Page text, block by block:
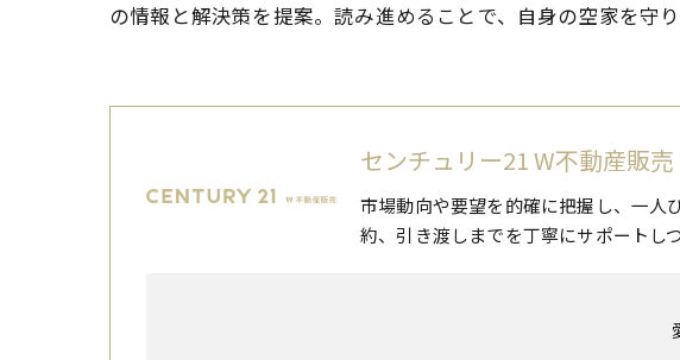
の情報と解決策を提案。読み進めることで、自身の空家を守
センチュリー21 W不動産販売
市場動向や要望を的確に把握し、一人
約、引き渡しまでを丁寧にサポートし